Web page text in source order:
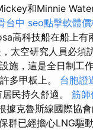
和Minnie
台中 seo點擊軟體價
高科技船在船上有
太空研究人員必須
施，這是全日制工
多甲板上。 台胞證
民持久舒適。 筋師
克魯斯線國際協
群已經擔心LNG驅